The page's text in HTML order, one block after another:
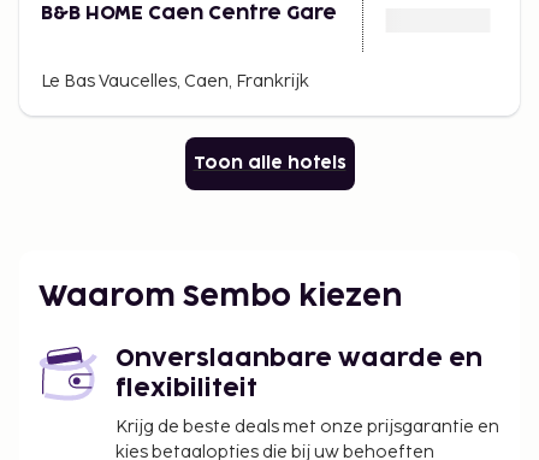
B&B HOME Caen Centre Gare
Le Bas Vaucelles, Caen, Frankrijk
Toon alle hotels
Waarom Sembo kiezen
Onverslaanbare waarde en
flexibiliteit
Krijg de beste deals met onze prijsgarantie en
kies betaalopties die bij uw behoeften